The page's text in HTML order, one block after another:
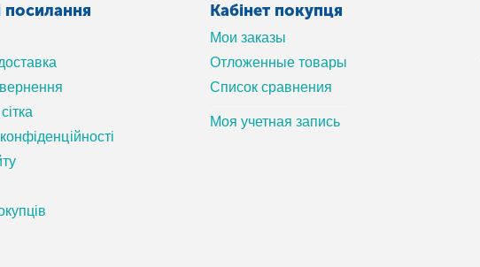
посилання Кабінет покупця
Мои заказы
Отложенные товары
Список сравнения
Моя учетная запись